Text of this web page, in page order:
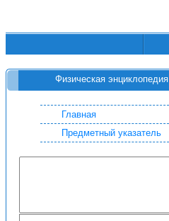
Физическая энциклопедия
Главная
Предметный указатель